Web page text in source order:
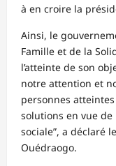
à en croire la
Ainsi, le
Famille et de la
l’atteinte de son
notre attention et
personnes
solutions en vue
sociale”, a déclaré
Ouédraogo.